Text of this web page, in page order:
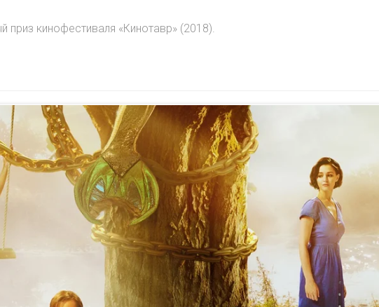
приз кинофестиваля «Кинотавр» (2018).